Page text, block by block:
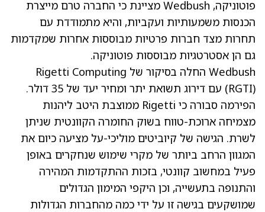
פוטוניקה, Wedbush מציינת כי החברה טרם מייצרת
הכנסות משמעותיות ועקביות, והיא מתמודדת עם
תחרות מצד חברות פרטיות מבוססות אחרות שמקדמות
גם הן אסטרטגיות מבוססות פוטוניקה.
Wedbush החלה בסיקור של Rigetti Computing
(RGTI
) עם דירוג תשואת יתר ומחיר יעד של 35 דולר.
הפירמה סבורה כי Rigetti ממוצבת היטב ליהנות
מצמיחה ארוכת-טווח בשוק החומרה הקוונטית שניתן
לשרת. הגישה של קיוביטים מוליכי-על מציעה כיום את
המגוון הרחב ביותר של מקרי שימוש שנחקרים באופן
פעיל במחשוב קוונטי, בזכות ההתקדמות המהירה
והתנופה בתעשייה, וכן היקפי המימון הגדולים
שמושקעים בגישה זו על ידי כמה מהחברות הגדולות